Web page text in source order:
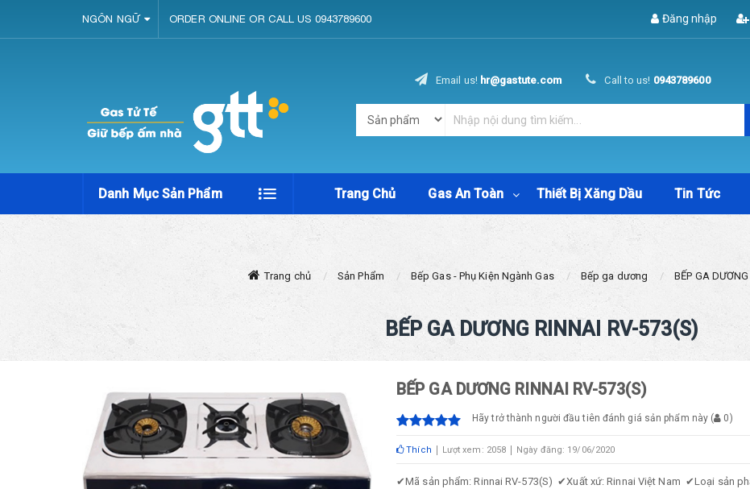
NGÔN NGỮ ORDER ONLINE OR CALL US 0943789600 Đăng nhập
Email us! hr@gastute.com Call to us! 0943789600
Danh Mục Sản Phẩm Trang Chủ Gas An Toàn Thiết Bị Xăng Dầu Tin Tức
Trang chủ Sản Phẩm Bếp Gas - Phụ Kiện Ngành Gas Bếp ga dương BẾP GA
BẾP GA DƯƠNG RINNAI RV-573(S)
BẾP GA DƯƠNG RINNAI RV-573(S)
Hãy trở thành người đầu tiên đánh giá sản phẩm này ( 0)
Thích Lượt xem: 2058 Ngày đăng: 19/06/2020
✔Mã sản phẩm: Rinnai RV-573(S) ✔Xuất xứ: Rinnai Việt Nam ✔Loại sản